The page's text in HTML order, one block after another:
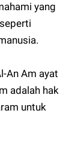
yang
An Am ayat
adalah hak
untuk